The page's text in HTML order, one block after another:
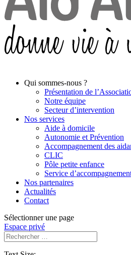
Qui sommes-nous ?
Présentation de
Notre équipe
Secteur d’intervention
Nos services
Aide à domicile
Autonomie et Prévention
Accompagnement des
CLIC
Pôle petite enfance
Service
Nos partenaires
Actualités
Contact
Sélectionner une page
Espace privé